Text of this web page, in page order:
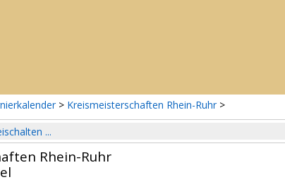
> Kreismeisterschaften Rhein-Ruhr >
...
Rhein-Ruhr